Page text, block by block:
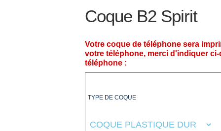
Coque B2 Spirit
Votre coque de téléphone sera
votre téléphone, merci d'indiquer
téléphone :
TYPE DE COQUE